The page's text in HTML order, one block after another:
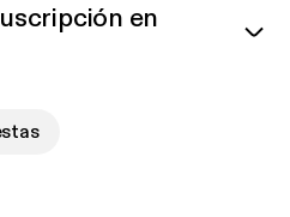
en